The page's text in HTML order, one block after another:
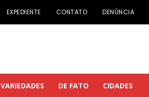
EXPEDIENTE CONTATO DENÚNCIA
VARIEDADES DE FATO CIDADES